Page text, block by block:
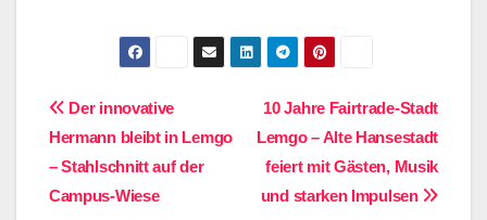
Beitragsnavigation
10 Jahre Fairtrade-Stadt
Lemgo – Alte Hansestadt
feiert mit Gästen, Musik
und starken Impulsen
Der innovative
Hermann bleibt in Lemgo
– Stahlschnitt auf der
Campus-Wiese